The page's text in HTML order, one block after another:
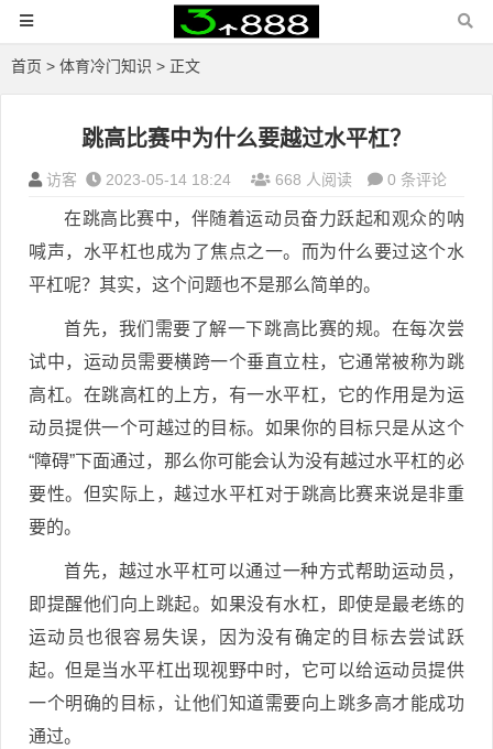
首页 > 体育冷门知识 > 正文
跳高比赛中为什么要越过水平杠？
访客 2023-05-14 18:24 668 人阅读 0 条评论
在跳高比赛中，伴随着运动员奋力跃起和观众的呐
喊声，水平杠也成为了焦点之一。而为什么要过这个水
平杠呢？其实，这个问题也不是那么简单的。
首先，我们需要了解一下跳高比赛的规。在每次尝
试中，运动员需要横跨一个垂直立柱，它通常被称为跳
高杠。在跳高杠的上方，有一水平杠，它的作用是为运
动员提供一个可越过的目标。如果你的目标只是从这个
“障碍”下面通过，那么你可能会认为没有越过水平杠的必
要性。但实际上，越过水平杠对于跳高比赛来说是非重
要的。
首先，越过水平杠可以通过一种方式帮助运动员，
即提醒他们向上跳起。如果没有水杠，即使是最老练的
运动员也很容易失误，因为没有确定的目标去尝试跃
起。但是当水平杠出现视野中时，它可以给运动员提供
一个明确的目标，让他们知道需要向上跳多高才能成功
通过。